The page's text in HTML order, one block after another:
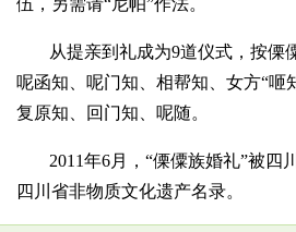
从提亲到礼成为9道仪式，按傈
呢函知、呢门知、相帮知、女方“咂
复原知、回门知、呢随。
2011年6月，“傈僳族婚礼”被四
四川省非物质文化遗产名录。